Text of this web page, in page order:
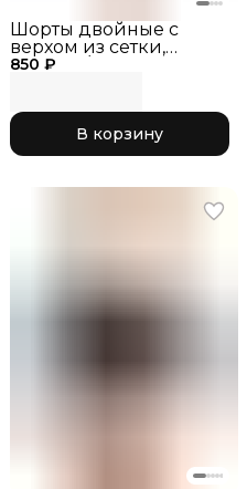
850 ₽
Шорты двойные с
верхом из сетки,
черный/лайм_RG768.0-
В корзину